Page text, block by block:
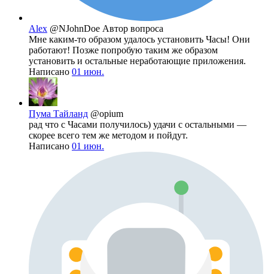
Alex @NJohnDoe Автор вопроса
Мне каким-то образом удалось установить Часы! Они
работают! Позже попробую таким же образом
установить и остальные неработающие приложения.
Написано 01 июн.
Пума Тайланд @opium
рад что с Часами получилось) удачи с остальными —
скорее всего тем же методом и пойдут.
Написано 01 июн.